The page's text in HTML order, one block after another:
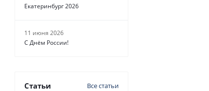
Екатеринбург 2026
11 июня 2026
С Днём России!
Статьи Все статьи